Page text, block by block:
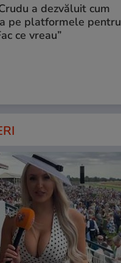
a dezvăluit cum
pe platformele pentru
ce vreau”